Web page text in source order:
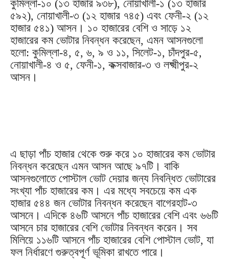
কুমিল্লা-১০ (১৩ হাজার ৯৩৮), নোয়াখালী-১ (১৩ হাজার
৫৯২), নোয়াখালী-৩ (১২ হাজার ৭৪৫) এবং ফেনী-২ (১২
হাজার ৫৪১) আসন। ১০ হাজারের বেশি ও সাড়ে ১২
হাজারের কম ভোটার নিবন্ধন করেছেন, এমন আসনগুলো
হলো: কুমিল্লা-৪, ৫, ৬, ৯ ও ১১, সিলেট-১, চাঁদপুর-৫,
নোয়াখালী-৪ ও ৫, ফেনী-১, কক্সবাজার-৩ ও লক্ষ্মীপুর-২
আসন।
এ ছাড়া পাঁচ হাজার থেকে শুরু করে ১০ হাজারের কম ভোটার
নিবন্ধন করেছেন এমন আসন আছে ৯৭টি। বাকি
আসনগুলোতে পোস্টাল ভোট দেয়ার জন্য নিবন্ধিত ভোটারের
সংখ্যা পাঁচ হাজারের কম। এর মধ্যে সবচেয়ে কম এক
হাজার ৫৪৪ জন ভোটার নিবন্ধন করেছেন বাগেরহাট-৩
আসনে। এদিকে ৪৬টি আসনে পাঁচ হাজারের বেশি এবং ৬৬টি
আসনে চার হাজারের বেশি ভোটার নিবন্ধন করেন। সব
মিলিয়ে ১১৬টি আসনে পাঁচ হাজারের বেশি পোস্টাল ভোট, যা
ফল নির্ধারণে গুরুত্বপূর্ণ ভূমিকা রাখতে পারে।